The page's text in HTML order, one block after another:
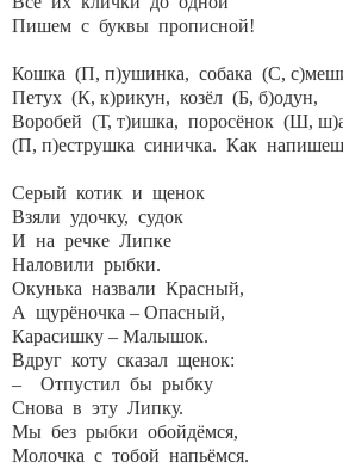
Пишем с буквы прописной!
Кошка (П, п)ушинка, собака (С,
Петух (К, к)рикун, козёл (Б, б)одун,
Воробей (Т, т)ишка, поросёнок (Ш,
(П, п)еструшка синичка. Как
Серый котик и щенок
Взяли удочку, судок
И на речке Липке
Наловили рыбки.
Окунька назвали Красный,
А щурёночка – Опасный,
Карасишку – Малышок.
Вдруг коту сказал щенок:
– Отпустил бы рыбку
Снова в эту Липку.
Мы без рыбки обойдёмся,
Молочка с тобой напьёмся.